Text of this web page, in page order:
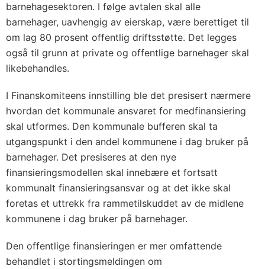
barnehagesektoren. I følge avtalen skal alle
barnehager, uavhengig av eierskap, være berettiget til
om lag 80 prosent offentlig driftsstøtte. Det legges
også til grunn at private og offentlige barnehager skal
likebehandles.
I Finanskomiteens innstilling ble det presisert nærmere
hvordan det kommunale ansvaret for medfinansiering
skal utformes. Den kommunale bufferen skal ta
utgangspunkt i den andel kommunene i dag bruker på
barnehager. Det presiseres at den nye
finansieringsmodellen skal innebære et fortsatt
kommunalt finansieringsansvar og at det ikke skal
foretas et uttrekk fra rammetilskuddet av de midlene
kommunene i dag bruker på barnehager.
Den offentlige finansieringen er mer omfattende
behandlet i stortingsmeldingen om